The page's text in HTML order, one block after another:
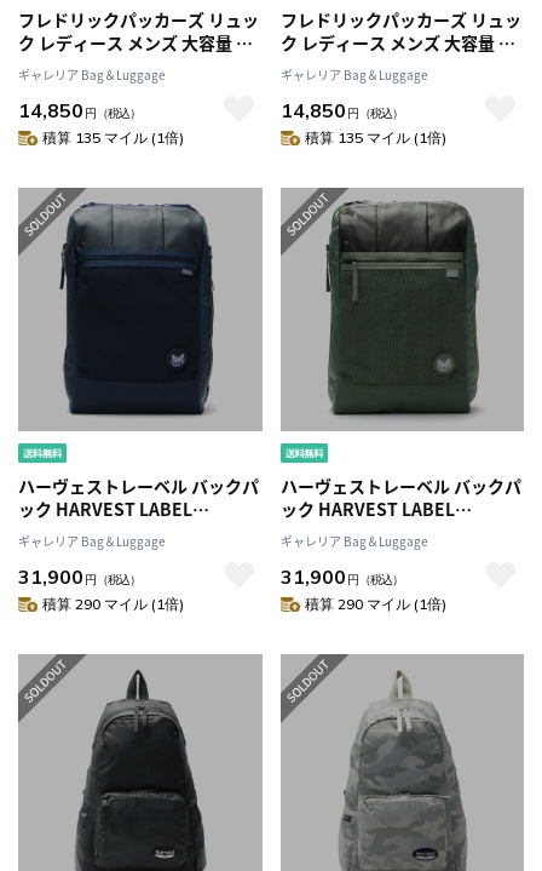
フレドリックパッカーズ リュッ
ク レディース メンズ 大容量 通
勤 FREDRIK PACKERS リュッ
クサック バックパック デイパ
ック おしゃれ 大人 軽量 A4 カジ
ュアル きれいめ 軽い 旅行 黒 ナ
ギャレリア Bag＆Luggage
14,850 円 （税込）
積算 135 マイル (1倍)
フレドリックパッカーズ リュッ
ク レディース メンズ 大容量 通
勤 FREDRIK PACKERS リュッ
クサック バックパック デイパ
ック おしゃれ 大人 軽量 A4 カジ
ュアル きれいめ 軽い 旅行 黒 ナ
ギャレリア Bag＆Luggage
14,850 円 （税込）
積算 135 マイル (1倍)
ハーヴェストレーベル バックパ
ック HARVEST LABEL
CUSTOM カスタム BACKPACK
リュックサックミリタリーメン
ズ 通勤 通学 日本製 ハーベスト
レーベル HC-0106
ギャレリア Bag＆Luggage
31,900 円 （税込）
積算 290 マイル (1倍)
ハーヴェストレーベル バックパ
ック HARVEST LABEL
CUSTOM カスタム BACKPACK
リュックサックミリタリーメン
ズ 通勤 通学 日本製 ハーベスト
レーベル HC-0106
ギャレリア Bag＆Luggage
31,900 円 （税込）
積算 290 マイル (1倍)